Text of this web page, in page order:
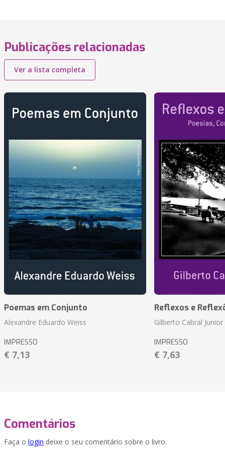
Publicações relacionadas
Ver a lista completa
Poemas em Conjunto
Alexandre Eduardo Weiss
IMPRESSO
€ 7,13
Reflexos e
Gilberto Cabral Junior
IMPRESSO
€ 7,63
Comentários
Faça o login deixe o seu comentário sobre o livro.